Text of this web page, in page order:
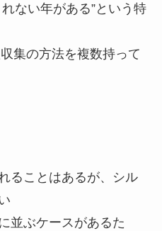
ない年がある”という特
集の方法を複数持って
ることはあるが、シル
並ぶケースがあるた